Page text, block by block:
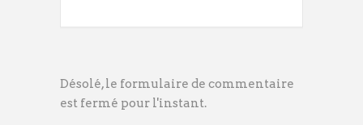
Désolé, le formulaire de commentaire
est fermé pour l'instant.